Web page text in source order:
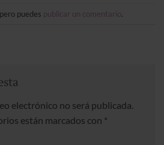
puedes publicar un comentario.
electrónico no será publicada.
están marcados con *